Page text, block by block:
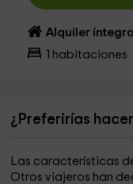
Alquiler íntegro
habitaciones
¿Preferirías
Las características
Otros viajeros han